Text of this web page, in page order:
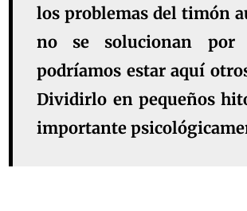
los problemas del timón
no se solucionan por
podríamos estar aquí
Dividirlo en pequeños
importante